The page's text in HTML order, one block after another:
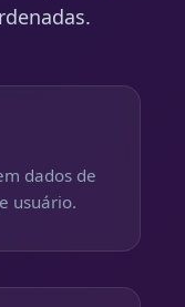
dados de
usuário.